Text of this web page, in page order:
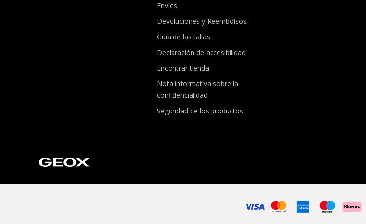
Envíos
Devoluciones y Reembolsos
Guía de las tallas
Declaración de accesibilidad
Encontrar tienda
Nota informativa sobre la
confidencialidad
Seguridad de los productos